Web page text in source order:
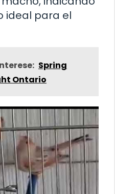
ideal para el
Spring
Ontario